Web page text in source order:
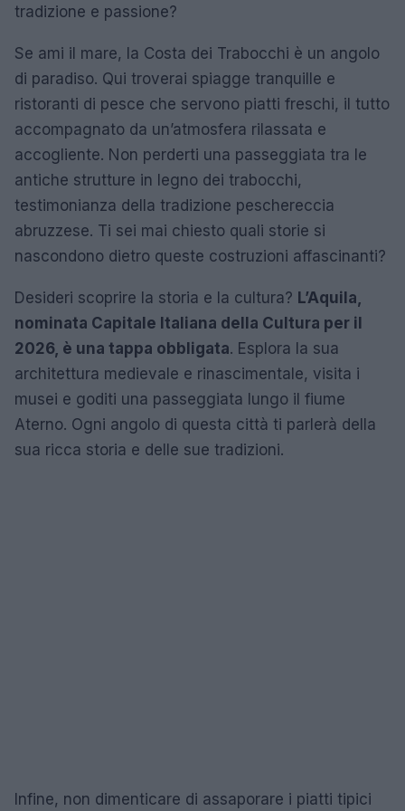
tradizione e passione?
Se ami il mare, la Costa dei Trabocchi è un angolo
di paradiso. Qui troverai spiagge tranquille e
ristoranti di pesce che servono piatti freschi, il tutto
accompagnato da un’atmosfera rilassata e
accogliente. Non perderti una passeggiata tra le
antiche strutture in legno dei trabocchi,
testimonianza della tradizione peschereccia
abruzzese. Ti sei mai chiesto quali storie si
nascondono dietro queste costruzioni affascinanti?
Desideri scoprire la storia e la cultura? L’Aquila,
nominata Capitale Italiana della Cultura per il
2026, è una tappa obbligata. Esplora la sua
architettura medievale e rinascimentale, visita i
musei e goditi una passeggiata lungo il fiume
Aterno. Ogni angolo di questa città ti parlerà della
sua ricca storia e delle sue tradizioni.
Infine, non dimenticare di assaporare i piatti tipici